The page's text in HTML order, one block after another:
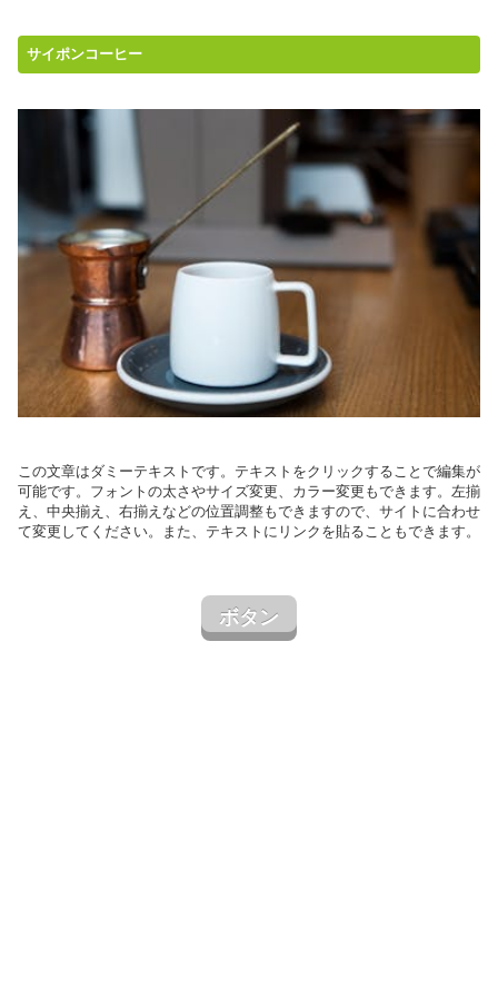
サイポンコーヒー
この文章はダミーテキストです。テキストをクリックすることで編集が
可能です。フォントの太さやサイズ変更、カラー変更もできます。左揃
え、中央揃え、右揃えなどの位置調整もできますので、サイトに合わせ
て変更してください。また、テキストにリンクを貼ることもできます。
ボタン